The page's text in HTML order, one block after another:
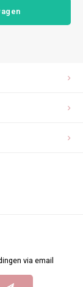
via email